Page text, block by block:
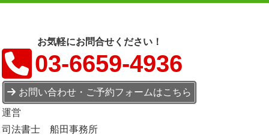
お気軽にお問合せください！
03-6659-4936
お問い合わせ・ご予約フォームはこちら
運営
司法書士 船田事務所